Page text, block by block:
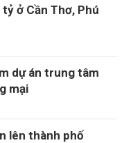
ở Cần Thơ, Phú
dự án trung tâm
mại
lên thành phố